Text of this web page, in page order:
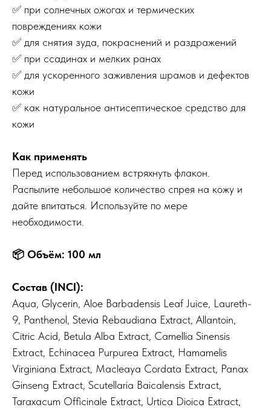
✅ при солнечных ожогах и термических
повреждениях кожи
✅ для снятия зуда, покраснений и раздражений
✅ при ссадинах и мелких ранах
✅ для ускоренного заживления шрамов и дефектов
кожи
✅ как натуральное антисептическое средство для
кожи
Как применять
Перед использованием встряхнуть флакон.
Распылите небольшое количество спрея на кожу и
дайте впитаться. Используйте по мере
необходимости.
📦 Объём: 100 мл
Состав (INCI):
Aqua, Glycerin, Aloe Barbadensis Leaf Juice, Laureth-
9, Panthenol, Stevia Rebaudiana Extract, Allantoin,
Citric Acid, Betula Alba Extract, Camellia Sinensis
Extract, Echinacea Purpurea Extract, Hamamelis
Virginiana Extract, Macleaya Cordata Extract, Panax
Ginseng Extract, Scutellaria Baicalensis Extract,
Taraxacum Officinale Extract, Urtica Dioica Extract,